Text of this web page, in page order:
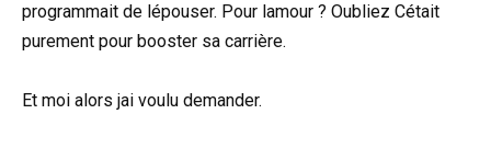
programmait de lépouser. Pour lamour ? Oubliez Cétait
purement pour booster sa carrière.
Et moi alors jai voulu demander.